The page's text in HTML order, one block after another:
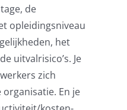
de
opleidingsniveau
het
de uitvalrisico’s. Je
zich
En je